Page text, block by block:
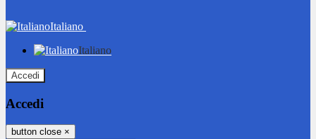
Italiano
Italiano
Accedi
Accedi
button close ×